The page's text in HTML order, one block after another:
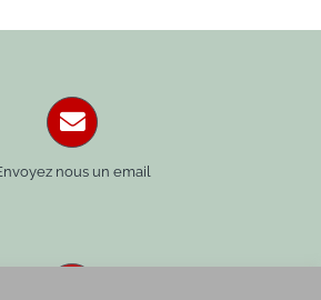
nous un email